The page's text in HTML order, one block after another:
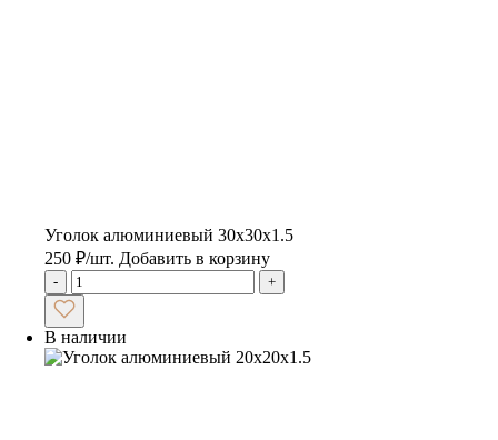
Уголок алюминиевый 30х30х1.5
250 ₽/шт. Добавить в корзину
- +
В наличии